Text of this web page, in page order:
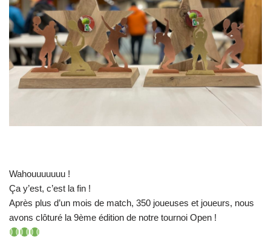
Wahouuuuuuu !
Ça y’est, c’est la fin !
Après plus d’un mois de match, 350 joueuses et joueurs, nous
avons clôturé la 9ème édition de notre tournoi Open !